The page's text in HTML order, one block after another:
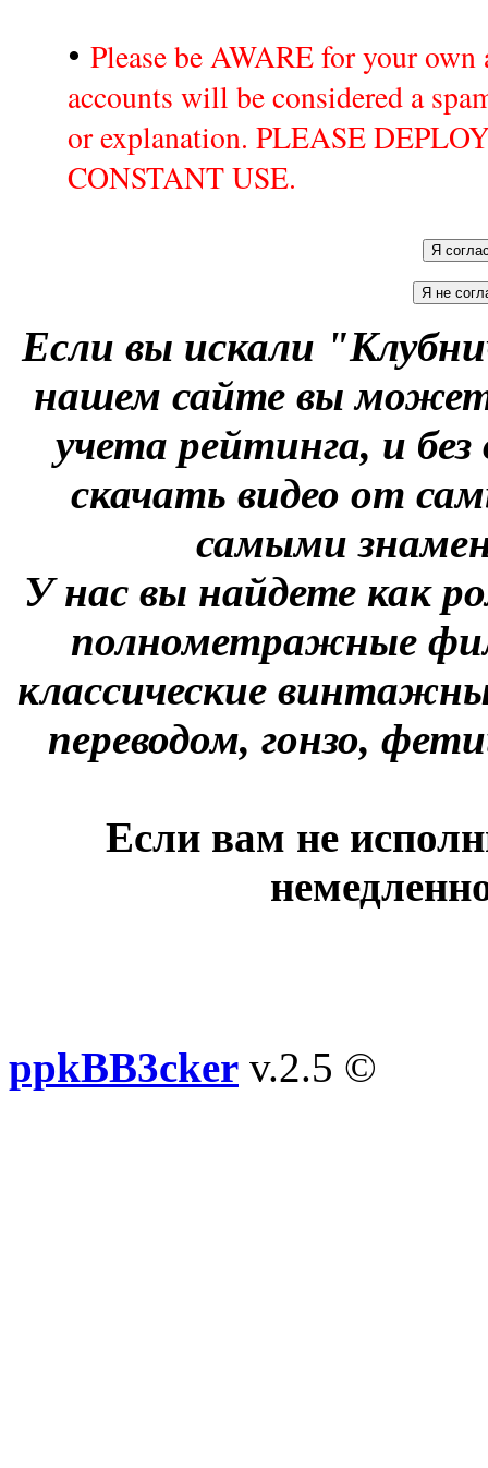
• Please be AWARE for your
accounts will be considered a
or explanation. PLEASE
CONSTANT USE.
Если вы искали
нашем сайте вы
учета рейтинга, и
скачать видео от
самыми
У нас вы найдете как
полнометражные
классические
переводом, гонзо,
Если вам не
ppkBB3cker v.2.5 ©